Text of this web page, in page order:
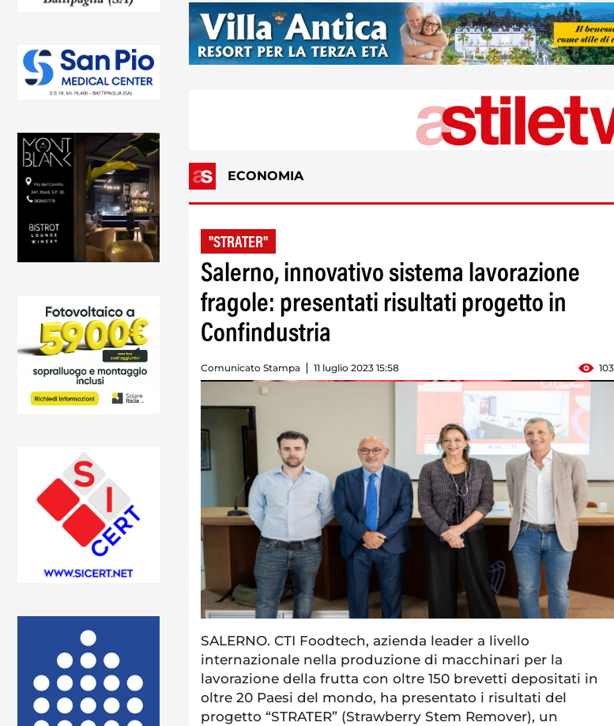
ECONOMIA
"STRATER"
Salerno, innovativo sistema lavorazione
fragole: presentati risultati progetto in
Confindustria
Comunicato Stampa 11 luglio 2023 15:58
SALERNO. CTI Foodtech, azienda leader a livello
internazionale nella produzione di macchinari per la
lavorazione della frutta con oltre 150 brevetti depositati in
oltre 20 Paesi del mondo, ha presentato i risultati del
progetto “STRATER” (Strawberry Stem Remover), un